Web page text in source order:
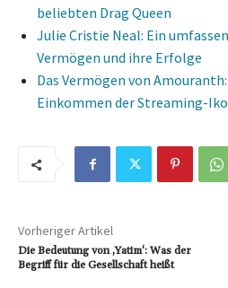
beliebten Drag Queen
Julie Cristie Neal: Ein
Vermögen und ihre Erfolge
Das Vermögen von
Einkommen der Streaming-
Vorheriger Artikel
Die Bedeutung von ‚Yatim‘: Was der
Begriff für die Gesellschaft heißt